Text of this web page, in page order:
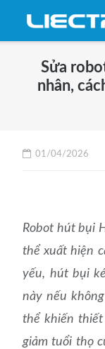
Sửa
nhân,
01/04/2026
Robot hút bụi
thể xuất hiện
yếu, hút bụi
này nếu
thể khiến thiết
giảm tuổi thọ